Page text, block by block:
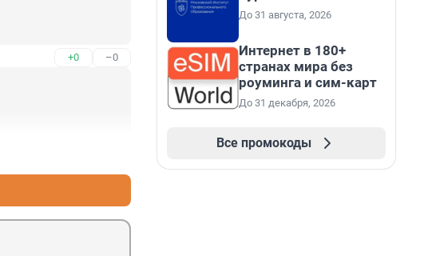
+0 –0
До 31 августа, 2026
Интернет в 180+
странах мира без
роуминга и сим-карт
До 31 декабря, 2026
Все промокоды